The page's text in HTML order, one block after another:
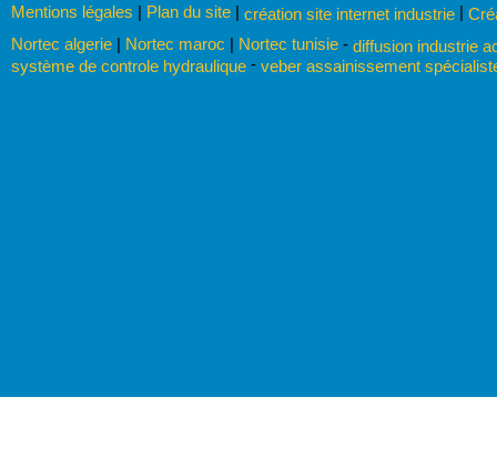
Mentions légales | Plan du site | création site internet industrie |
Nortec algerie | Nortec maroc | Nortec tunisie - diffusion industrie
système de controle hydraulique - veber assainissement